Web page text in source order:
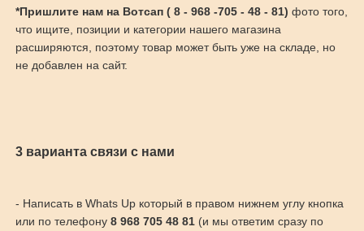
*Пришлите нам на Вотсап ( 8 - 968 -705 - 48 - 81) фото того,
что ищите, позиции и категории нашего магазина
расширяются, поэтому товар может быть уже на складе, но
не добавлен на сайт.
3 варианта связи с нами
- Написать в Whats Up который в правом нижнем углу кнопка
или по телефону 8 968 705 48 81(и мы ответим сразу по